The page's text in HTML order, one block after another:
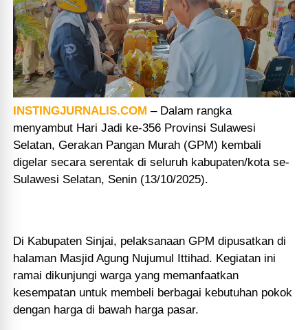
INSTINGJURNALIS.COM – Dalam rangka
menyambut Hari Jadi ke-356 Provinsi Sulawesi
Selatan, Gerakan Pangan Murah (GPM) kembali
digelar secara serentak di seluruh kabupaten/kota se-
Sulawesi Selatan, Senin (13/10/2025).
Di Kabupaten Sinjai, pelaksanaan GPM dipusatkan di
halaman Masjid Agung Nujumul Ittihad. Kegiatan ini
ramai dikunjungi warga yang memanfaatkan
kesempatan untuk membeli berbagai kebutuhan pokok
dengan harga di bawah harga pasar.